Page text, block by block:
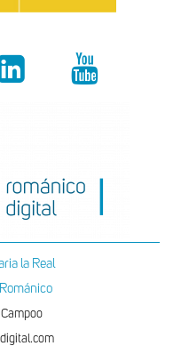
la Real